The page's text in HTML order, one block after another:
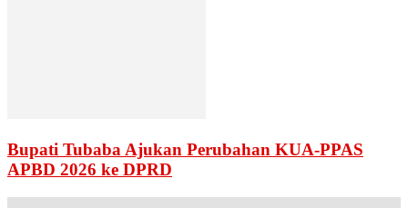
Bupati Tubaba Ajukan Perubahan KUA-PPAS
APBD 2026 ke DPRD